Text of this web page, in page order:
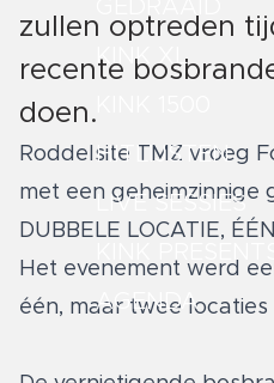
KINK XL
HITLIJSTEN
LIVE SESSIES
AGENDA
zullen optreden
recente
doen.
Roddelsite TMZ vroeg
met een geheimzinnige
DUBBELE LOCATIE,
Het evenement werd
één, maar twee